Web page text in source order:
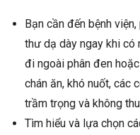
Bạn cần đến bệnh
thư dạ dày ngay khi có
đi ngoài phân đen
chán ăn, khó nuốt, các
trầm trọng và không
Tìm hiểu và lựa chọn